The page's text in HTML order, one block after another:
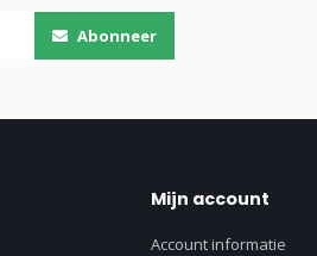
Abonneer
Mijn account
Account informatie